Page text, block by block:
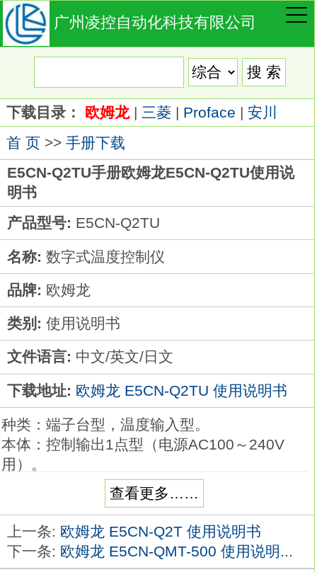
广州凌控自动化科技有限公司
下载目录： 欧姆龙| 三菱| Proface | 安川
首 页>> 手册下载
E5CN-Q2TU手册欧姆龙E5CN-Q2TU使用说
明书
产品型号: E5CN-Q2TU
名称: 数字式温度控制仪
品牌: 欧姆龙
类别: 使用说明书
文件语言: 中文/英文/日文
下载地址: 欧姆龙 E5CN-Q2TU 使用说明书
种类：端子台型，温度输入型。
本体：控制输出1点型（电源AC100～240V
用）。
外壳颜色：黑色。
控制输出：电压输出（SSR驱动用）。
控制模式：标准或加热冷却欧姆龙E5CN-
Q2TU使用说明书。
辅助输出点数：2点。
查看更多……
上一条: 欧姆龙 E5CN-Q2T 使用说明书
下一条: 欧姆龙 E5CN-QMT-500 使用说明...